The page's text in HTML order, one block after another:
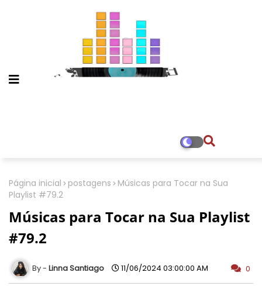
Página inicial postagens
Músicas para Tocar na Sua
Playlist #79.2
Músicas para Tocar na Sua Playlist
#79.2
Linna Santiago 11/06/2024 03:00:00 AM 0